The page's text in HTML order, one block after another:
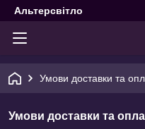
Альтерсвітло
Умови доставки та
Умови доставки та